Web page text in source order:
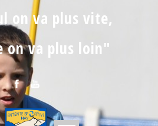
on va plus vite,
on va plus loin"